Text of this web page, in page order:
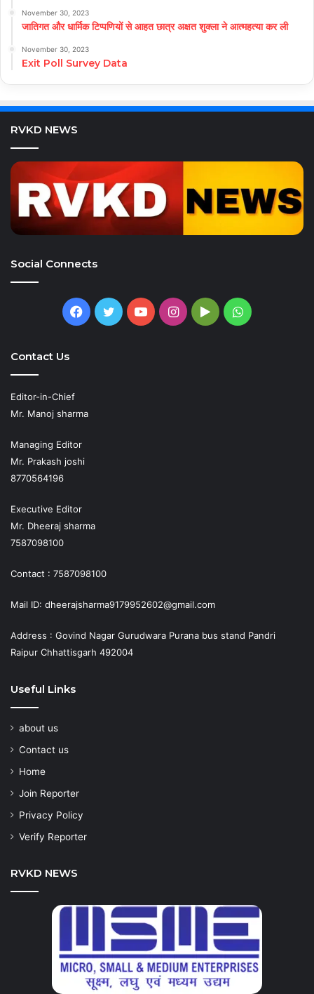
November 30, 2023
जातिगत और धार्मिक टिप्पणियों से आहत छात्र अक्षत शुक्ला ने आत्महत्या कर ली
November 30, 2023
Exit Poll Survey Data
RVKD NEWS
Social Connects
Facebook
TwitterYouTubeInstagram
GoogleWhatsApp
Contact Us
Editor-in-Chief
Mr. Manoj sharma
Managing Editor
Mr. Prakash joshi
8770564196
Executive Editor
Mr. Dheeraj sharma
7587098100
Contact : 7587098100
Mail ID: dheerajsharma9179952602@gmail.com
Address : Govind Nagar Gurudwara Purana bus stand Pandri
Raipur Chhattisgarh 492004
Useful Links
about us
Contact us
Home
Join Reporter
Privacy Policy
Verify Reporter
RVKD NEWS